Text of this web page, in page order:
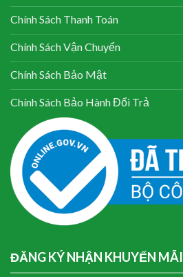
Chính Sách Thanh Toán
Chính Sách Vận Chuyển
Chính Sách Bảo Mật
Chính Sách Bảo Hành Đổi Trả
ĐĂNG KÝ NHẬN KHUYẾN MÃI